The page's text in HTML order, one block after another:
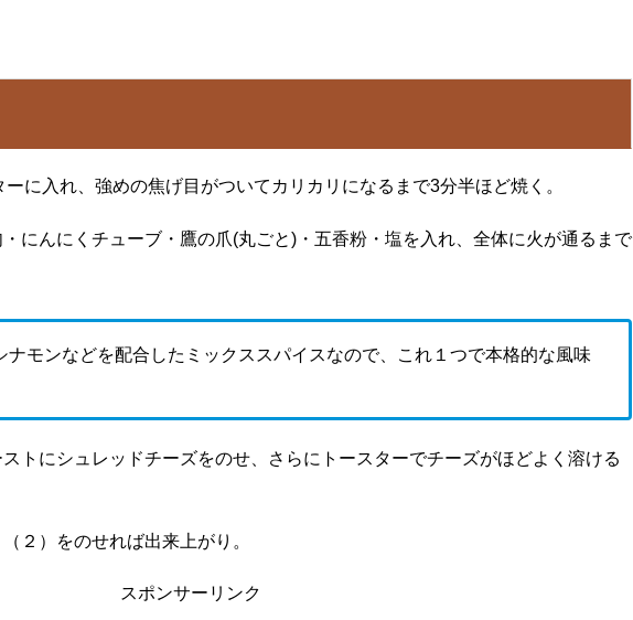
に入れ、強めの焦げ目がついてカリカリになるまで3分半ほど焼く。
にんにくチューブ・鷹の爪(丸ごと)・五香粉・塩を入れ、全体に火が通るまで
ナモンなどを配合したミックススパイスなので、これ１つで本格的な風味
トにシュレッドチーズをのせ、さらにトースターでチーズがほどよく溶ける
２）をのせれば出来上がり。
スポンサーリンク